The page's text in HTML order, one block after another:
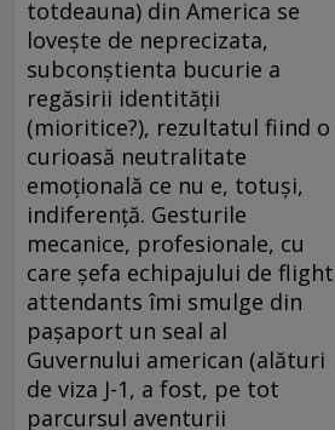
totdeauna) din America se
loveşte de neprecizata,
subconştienta bucurie a
regăsirii identităţii
(mioritice?), rezultatul fiind o
curioasă neutralitate
emoţională ce nu e, totuşi,
indiferenţă. Gesturile
mecanice, profesionale, cu
care şefa echipajului de flight
attendants îmi smulge din
paşaport un seal al
Guvernului american (alături
de viza J-1, a fost, pe tot
parcursul aventurii